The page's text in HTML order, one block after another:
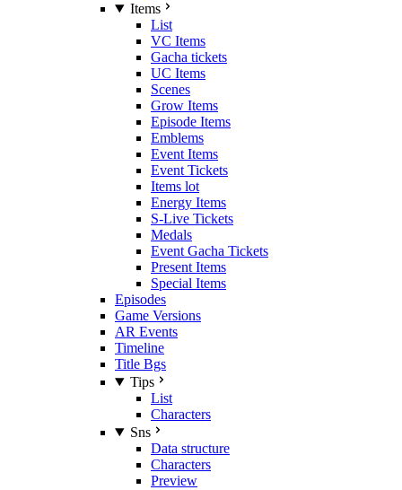
Items
List
VC Items
Gacha tickets
UC Items
Scenes
Grow Items
Episode Items
Emblems
Event Items
Event Tickets
Items lot
Energy Items
S-Live Tickets
Medals
Event Gacha Tickets
Present Items
Special Items
Episodes
Game Versions
AR Events
Timeline
Title Bgs
Tips
List
Characters
Sns
Data structure
Characters
Preview